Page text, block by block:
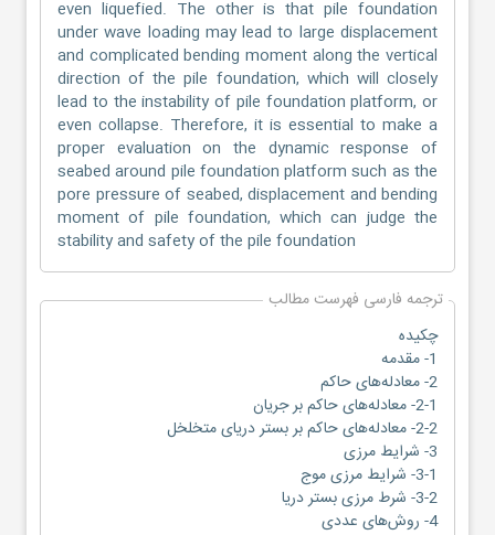
even liquefied. The other is that pile foundation
under wave loading may lead to large displacement
and complicated bending moment along the vertical
direction of the pile foundation, which will closely
lead to the instability of pile foundation platform, or
even collapse. Therefore, it is essential to make a
proper evaluation on the dynamic response of
seabed around pile foundation platform such as the
pore pressure of seabed, displacement and bending
moment of pile foundation, which can judge the
stability and safety of the pile foundation
ترجمه فارسی فهرست مطالب
چکیده
1- مقدمه
2- معادله‌های حاکم
2-1- معادله‌های حاکم بر جریان
2-2- معادله‌های حاکم بر بستر دریای متخلخل
3- شرایط مرزی
3-1- شرایط مرزی موج
3-2- شرط مرزی بستر دریا
4- روش‌های عددی